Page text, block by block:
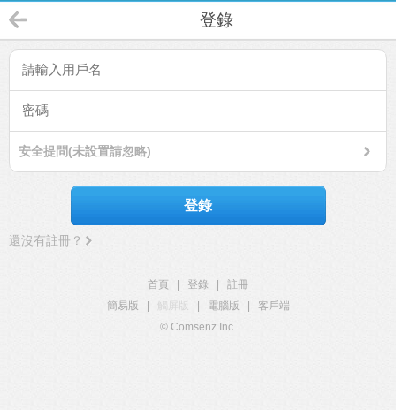
登錄
安全提問(未設置請忽略)
登錄
還沒有註冊？
首頁 登錄
註冊
簡易版
觸屏版 電腦版
客戶端
© Comsenz Inc.